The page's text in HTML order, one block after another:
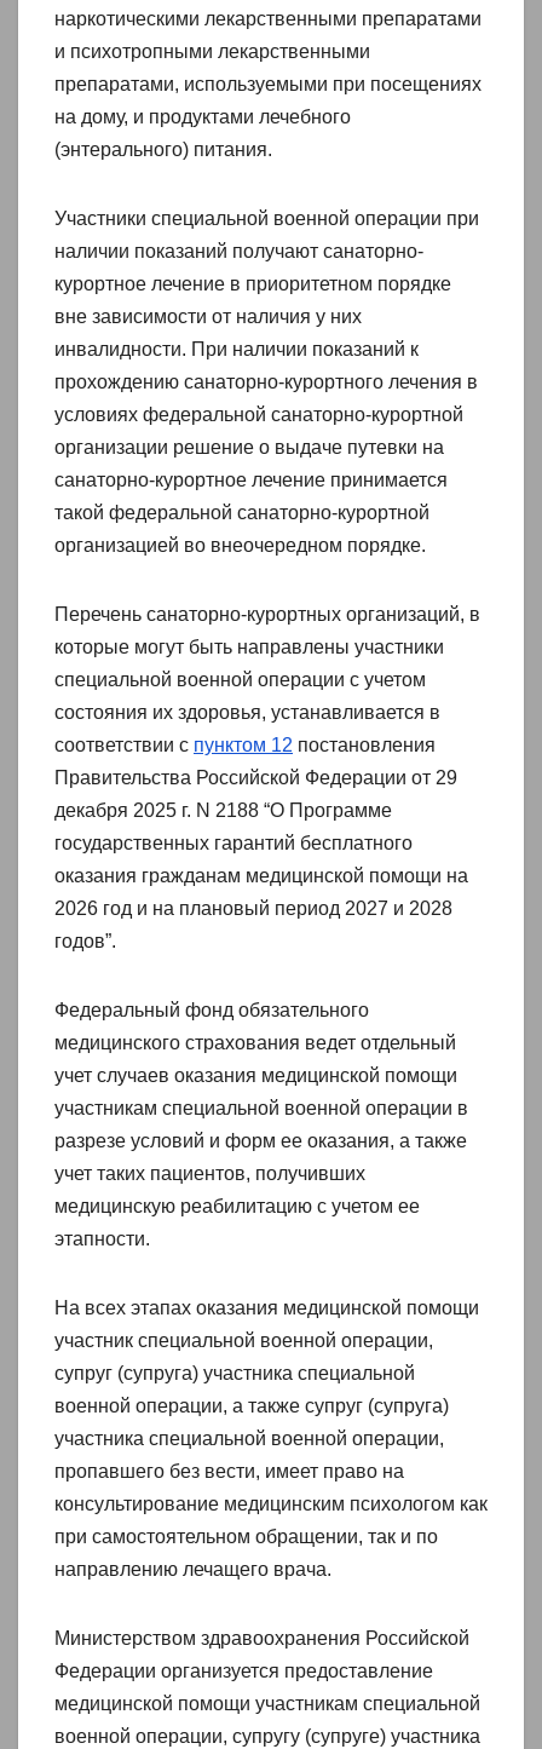
наркотическими лекарственными препаратами
и психотропными лекарственными
препаратами, используемыми при посещениях
на дому, и продуктами лечебного
(энтерального) питания.
Участники специальной военной операции при
наличии показаний получают санаторно-
курортное лечение в приоритетном порядке
вне зависимости от наличия у них
инвалидности. При наличии показаний к
прохождению санаторно-курортного лечения в
условиях федеральной санаторно-курортной
организации решение о выдаче путевки на
санаторно-курортное лечение принимается
такой федеральной санаторно-курортной
организацией во внеочередном порядке.
Перечень санаторно-курортных организаций, в
которые могут быть направлены участники
специальной военной операции с учетом
состояния их здоровья, устанавливается в
соответствии с пунктом 12 постановления
Правительства Российской Федерации от 29
декабря 2025 г. N 2188 “О Программе
государственных гарантий бесплатного
оказания гражданам медицинской помощи на
2026 год и на плановый период 2027 и 2028
годов”.
Федеральный фонд обязательного
медицинского страхования ведет отдельный
учет случаев оказания медицинской помощи
участникам специальной военной операции в
разрезе условий и форм ее оказания, а также
учет таких пациентов, получивших
медицинскую реабилитацию с учетом ее
этапности.
На всех этапах оказания медицинской помощи
участник специальной военной операции,
супруг (супруга) участника специальной
военной операции, а также супруг (супруга)
участника специальной военной операции,
пропавшего без вести, имеет право на
консультирование медицинским психологом как
при самостоятельном обращении, так и по
направлению лечащего врача.
Министерством здравоохранения Российской
Федерации организуется предоставление
медицинской помощи участникам специальной
военной операции, супругу (супруге) участника